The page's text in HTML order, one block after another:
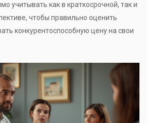
учитывать как в краткосрочной, так и
чтобы правильно оценить
конкурентоспособную цену на свои